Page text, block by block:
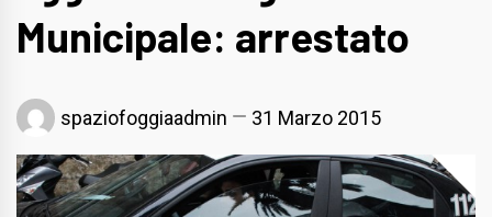
Municipale: arrestato
spaziofoggiaadmin 31 Marzo 2015